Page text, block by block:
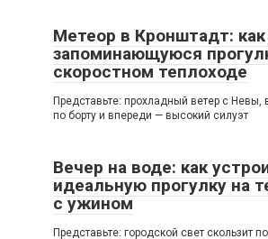
Метеор в Кронштадт:
запоминающуюся
скоростном теплоходе
Представьте: прохладный ветер с Невы,
по борту и впереди — высокий силуэт
Вечер на воде: как
идеальную прогулку на
с ужином
Представьте: городской свет скользит